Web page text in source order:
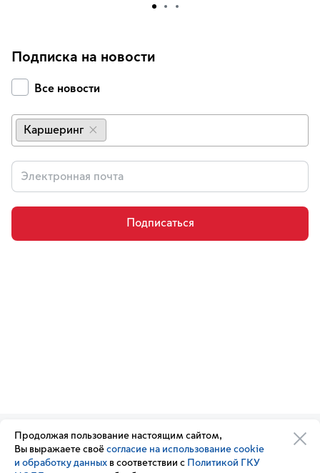
Подписка на новости
Все новости
Каршеринг
Подписаться
Организации транспортного
комплекса
Обратная связь
Подписка
Продолжая пользование настоящим сайтом,
Вы выражаете своё согласие на использование cookie
и обработку данных в соответствии с Политикой ГКУ